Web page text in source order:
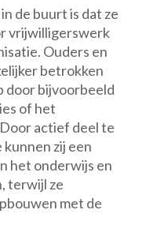
de buurt is dat ze
vrijwilligerswerk
Ouders en
betrokken
door bijvoorbeeld
of het
actief deel te
zij een
het onderwijs en
terwijl ze
met de